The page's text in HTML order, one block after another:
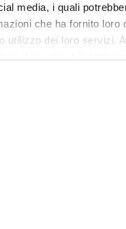
media, i quali
che ha fornito loro
utilizzo dei loro servizi.
LA PERLA
dotata di ogni
quadrati di terreno.